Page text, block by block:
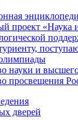
проект «Наука
науки и
просвещения
дверей